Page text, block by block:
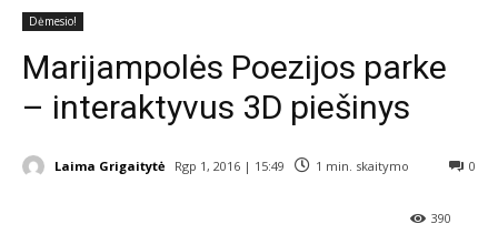
Dėmesio!
Marijampolės Poezijos parke
– interaktyvus 3D piešinys
Laima Grigaitytė Rgp 1, 2016 | 15:49 1 min. skaitymo 0
390